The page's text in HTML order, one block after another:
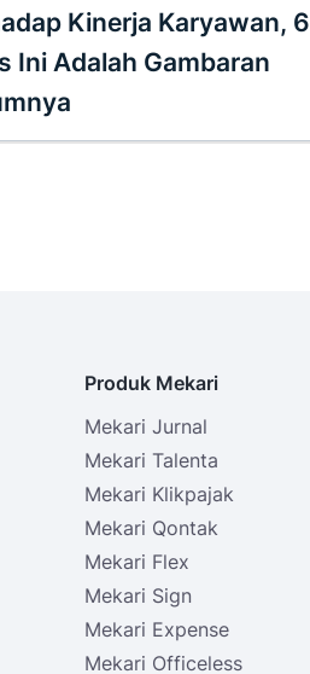
Kinerja Karyawan, 6
Ini Adalah Gambaran
Produk Mekari
Mekari Jurnal
Mekari Talenta
Mekari Klikpajak
Mekari Qontak
Mekari Flex
Mekari Sign
Mekari Expense
Mekari Officeless